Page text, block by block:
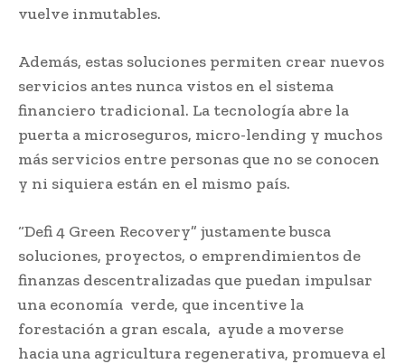
vuelve inmutables.
Además, estas soluciones permiten crear nuevos
servicios antes nunca vistos en el sistema
financiero tradicional. La tecnología abre la
puerta a microseguros, micro-lending y muchos
más servicios entre personas que no se conocen
y ni siquiera están en el mismo país.
“Defi 4 Green Recovery” justamente busca
soluciones, proyectos, o emprendimientos de
finanzas descentralizadas que puedan impulsar
una economía verde, que incentive la
forestación a gran escala, ayude a moverse
hacia una agricultura regenerativa, promueva el